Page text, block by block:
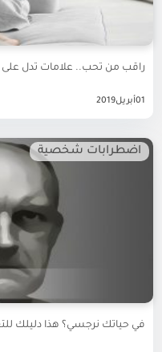
راقب من تحب.. علامات تدل
01أبريل2019
اضطرابات شخصية
في حياتك نرجسي؟ هذا دليلك